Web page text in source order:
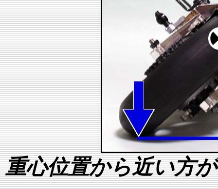
重心位置から近い方